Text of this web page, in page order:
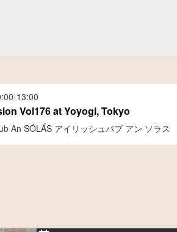
-13:00
Vol176 at Yoyogi, Tokyo
An SÓLÁS アイリッシュパブ アン ソラス